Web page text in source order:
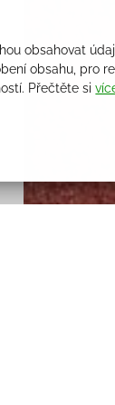
obsahovat
obsahu, pro
Přečtěte si